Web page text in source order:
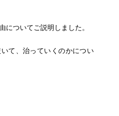
についてご説明しました。
て、治っていくのかについ